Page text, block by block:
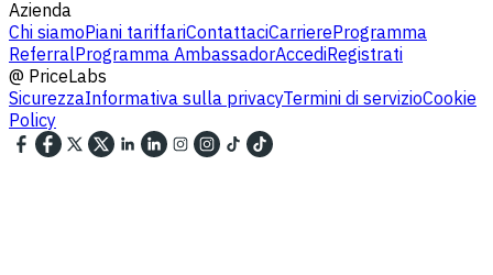
Azienda
Chi siamoPiani tariffariContattaciCarriereProgramma
ReferralProgramma AmbassadorAccediRegistrati
@ PriceLabs
SicurezzaInformativa sulla privacyTermini di servizioCookie
Policy